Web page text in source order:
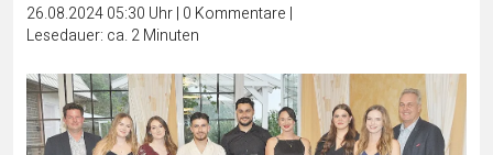
26.08.2024 05:30 Uhr| 0 Kommentare |
Lesedauer: ca. 2 Minuten